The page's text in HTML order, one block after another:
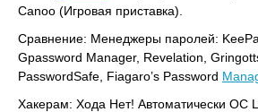
Canoo (Игровая приставка).
Сравнение: Менеджеры паролей:
Gpassword Manager, Revelation,
PasswordSafe, Fiagaro’s Password
Хакерам: Хода Нет! Автоматически ОС